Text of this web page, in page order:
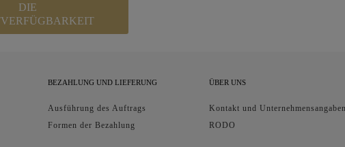
DIE
BEZAHLUNG UND LIEFERUNG
Ausführung des Auftrags
Formen der Bezahlung
ÜBER UNS
Kontakt und Unternehmensangaben
RODO